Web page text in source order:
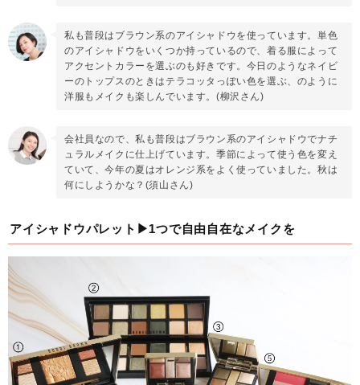
私も普段はブラウン系のアイシャドウを使っています。単色
のアイシャドウをいくつか持っているので、着る服によって
アクセントカラーを選ぶのも好きです。今日のようなネイビ
ーのトップスのときはテラコッタっぽい色を選ぶ、のように
洋服もメイクも楽しんでいます。(柳沢さん)
会社員なので、私も普段はブラウン系のアイシャドウでナチ
ュラルメイクに仕上げています。季節によって使う色を変え
ていて、今年の夏はオレンジ系をよく使っていました。秋は
何にしようかな？(須山さん)
アイシャドウパレット▶1つで自由自在なメイクを